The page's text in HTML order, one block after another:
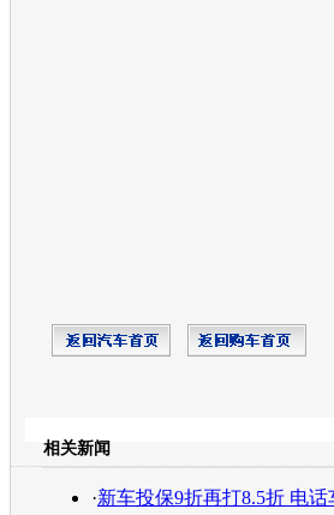
相关新闻
·新车投保9折再打8.5折 电话